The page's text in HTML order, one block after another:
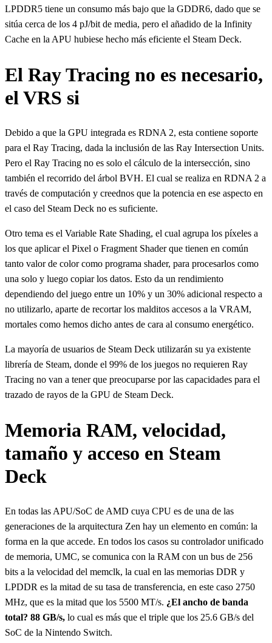
LPDDR5 tiene un consumo más bajo que la GDDR6, dado que se
sitúa cerca de los 4 pJ/bit de media, pero el añadido de la Infinity
Cache en la APU hubiese hecho más eficiente el Steam Deck.
El Ray Tracing no es necesario,
el VRS si
Debido a que la GPU integrada es RDNA 2, esta contiene soporte
para el Ray Tracing, dada la inclusión de las Ray Intersection Units.
Pero el Ray Tracing no es solo el cálculo de la intersección, sino
también el recorrido del árbol BVH. El cual se realiza en RDNA 2 a
través de computación y creednos que la potencia en ese aspecto en
el caso del Steam Deck no es suficiente.
Otro tema es el Variable Rate Shading, el cual agrupa los píxeles a
los que aplicar el Pixel o Fragment Shader que tienen en común
tanto valor de color como programa shader, para procesarlos como
una solo y luego copiar los datos. Esto da un rendimiento
dependiendo del juego entre un 10% y un 30% adicional respecto a
no utilizarlo, aparte de recortar los malditos accesos a la VRAM,
mortales como hemos dicho antes de cara al consumo energético.
La mayoría de usuarios de Steam Deck utilizarán su ya existente
librería de Steam, donde el 99% de los juegos no requieren Ray
Tracing no van a tener que preocuparse por las capacidades para el
trazado de rayos de la GPU de Steam Deck.
Memoria RAM, velocidad,
tamaño y acceso en Steam
Deck
En todas las APU/SoC de AMD cuya CPU es de una de las
generaciones de la arquitectura Zen hay un elemento en común: la
forma en la que accede. En todos los casos su controlador unificado
de memoria, UMC, se comunica con la RAM con un bus de 256
bits a la velocidad del memclk, la cual en las memorias DDR y
LPDDR es la mitad de su tasa de transferencia, en este caso 2750
MHz, que es la mitad que los 5500 MT/s. ¿El ancho de banda
total? 88 GB/s, lo cual es más que el triple que los 25.6 GB/s del
SoC de la Nintendo Switch.